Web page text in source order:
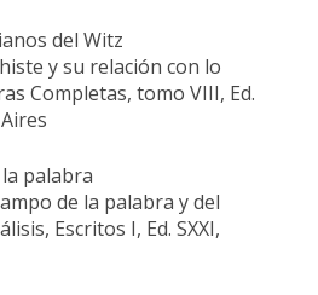
del Witz
y su relación con lo
Completas, tomo VIII, Ed.
palabra
de la palabra y del
Escritos I, Ed. SXXI,